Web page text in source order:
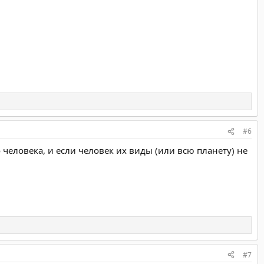
#6
и если человек их виды (или всю планету) не
#7